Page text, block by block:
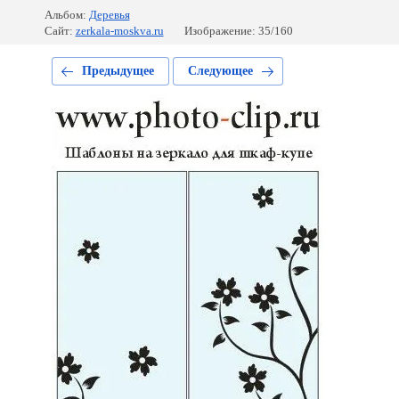
Альбом: Деревья
Сайт: zerkala-moskva.ru Изображение: 35/160
Предыдущее Следующее